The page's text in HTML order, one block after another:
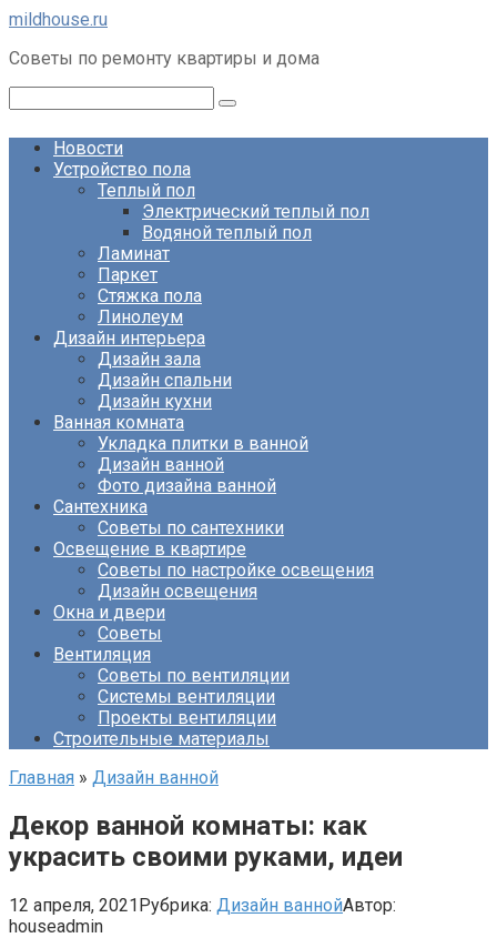
Перейти
контенту
mildhouse.ru
Советы по ремонту квартиры и дома
Новости
Устройство пола
Теплый пол
Электрический теплый пол
Водяной теплый пол
Ламинат
Паркет
Стяжка пола
Линолеум
Дизайн интерьера
Дизайн зала
Дизайн спальни
Дизайн кухни
Ванная комната
Укладка плитки в ванной
Дизайн ванной
Фото дизайна ванной
Сантехника
Советы по сантехники
Освещение в квартире
Советы по настройке освещения
Дизайн освещения
Окна и двери
Советы
Вентиляция
Советы по вентиляции
Системы вентиляции
Проекты вентиляции
Строительные материалы
Главная » Дизайн ванной
Декор ванной комнаты: как
украсить своими руками, идеи
12 апреля, 2021Рубрика: Дизайн ваннойАвтор:
houseadmin